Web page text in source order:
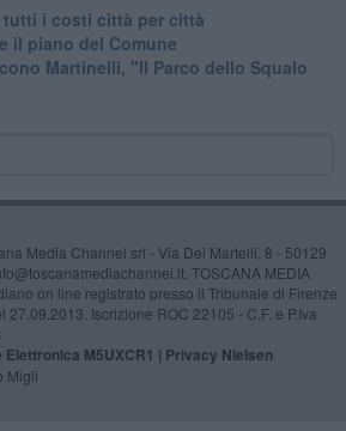
i costi città per città
il piano del Comune
Martinelli, "Il Parco dello Squalo
Media Channel srl - Via Dei Martelli, 8 - 50129
TOSCANA MEDIA
on line registrato presso il Tribunale di Firenze
27.09.2013. Iscrizione ROC 22105 - C.F. e P.Iva
Elettronica M5UXCR1 | Privacy Nielsen
Migli